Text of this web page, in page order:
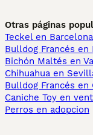
Otras páginas
Teckel en Barcelona
Bulldog Francés en
Bichón Maltés en
Chihuahua en
Bulldog Francés en
Caniche Toy en
Perros en adopcion